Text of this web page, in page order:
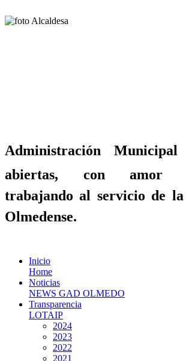
Administración
abiertas, con amor
trabajando al servicio de
Olmedense.
Inicio
Home
Noticias
NEWS GAD OLMEDO
Transparencia
LOTAIP
2024
2023
2022
2021